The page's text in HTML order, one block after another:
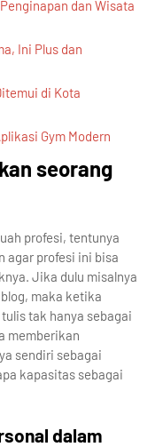
dan Wisata
Ini Plus dan
di Kota
Gym Modern
seorang
profesi, tentunya
agar profesi ini bisa
Jika dulu misalnya
maka ketika
tak hanya sebagai
memberikan
sendiri sebagai
kapasitas sebagai
dalam